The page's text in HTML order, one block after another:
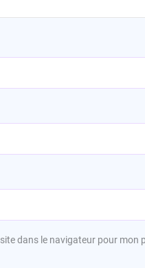
dans le navigateur pour mon